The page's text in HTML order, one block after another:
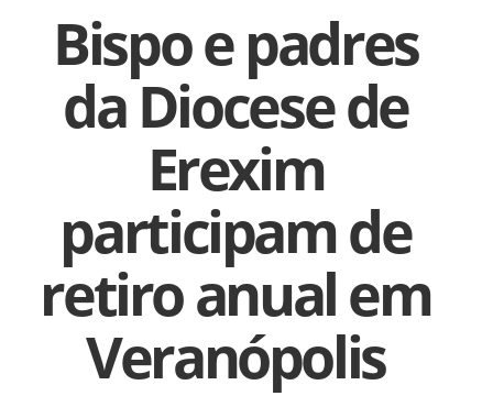
Bispo e padres
da Diocese de
Erexim
participam de
retiro anual em
Veranópolis